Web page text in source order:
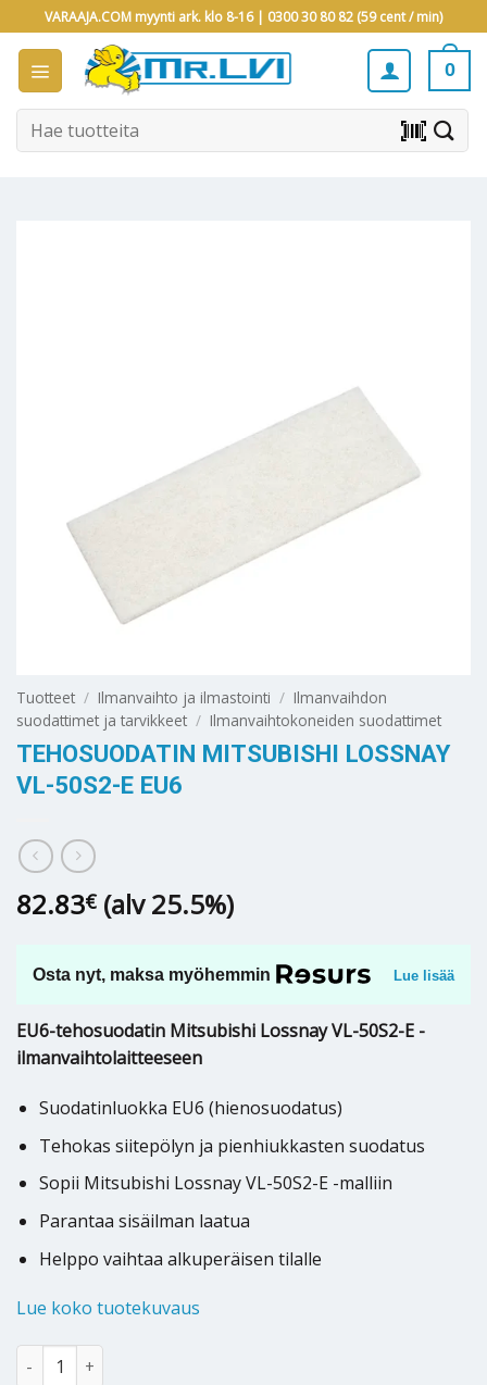
to
content
VARAAJA.COM myynti ark. klo 8-16 | 0300 30 80 82 (59 cent / min)
0
Etsi: barcode_scanner
Tuotteet / Ilmanvaihto ja ilmastointi / Ilmanvaihdon
suodattimet ja tarvikkeet / Ilmanvaihtokoneiden suodattimet
TEHOSUODATIN MITSUBISHI LOSSNAY
VL-50S2-E EU6
82.83€ (alv 25.5%)
Osta nyt, maksa myöhemmin Lue lisää
EU6-tehosuodatin Mitsubishi Lossnay VL-50S2-E -
ilmanvaihtolaitteeseen
Suodatinluokka EU6 (hienosuodatus)
Tehokas siitepölyn ja pienhiukkasten suodatus
Sopii Mitsubishi Lossnay VL-50S2-E -malliin
Parantaa sisäilman laatua
Helppo vaihtaa alkuperäisen tilalle
Lue koko tuotekuvaus
TEHOSUODATIN MITSUBISHI LOSSNAY VL-50S2-E EU6 määrä